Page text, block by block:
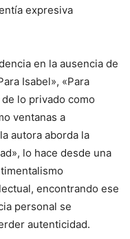
expresiva
en la ausencia de
Isabel», «Para
lo privado como
ventanas a
autora aborda la
lo hace desde una
encontrando ese
personal se
autenticidad.